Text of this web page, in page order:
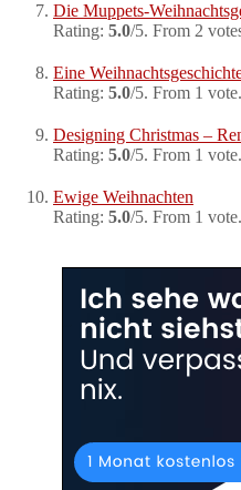
Die Muppets-
Rating: 5.0/5. From 2
Eine
Rating: 5.0/5. From 1 vote.
Designing Christmas –
Rating: 5.0/5. From 1 vote.
Ewige Weihnachten
Rating: 5.0/5. From 1 vote.